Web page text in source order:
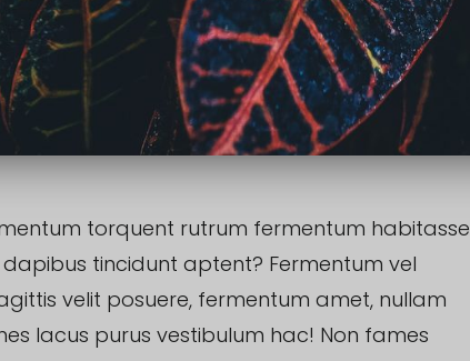
torquent rutrum fermentum habitasse
tincidunt aptent? Fermentum vel
velit posuere, fermentum amet, nullam
lacus purus vestibulum hac! Non fames